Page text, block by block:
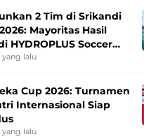
2 Tim di Srikandi
Mayoritas Hasil
HYDROPLUS Soccer
lalu
Cup 2026: Turnamen
Internasional Siap
lalu